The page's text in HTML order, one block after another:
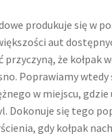
produkuje się w
aut
przyczyną, że kołpak
Poprawiamy wtedy
w miejscu,
Dokonuje się tego
gdy kołpak